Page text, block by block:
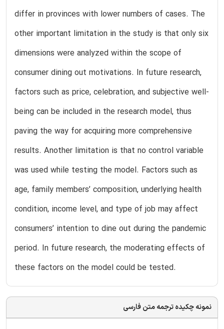
differ in provinces with lower numbers of cases. The
other important limitation in the study is that only six
dimensions were analyzed within the scope of
consumer dining out motivations. In future research,
factors such as price, celebration, and subjective well-
being can be included in the research model, thus
paving the way for acquiring more comprehensive
results. Another limitation is that no control variable
was used while testing the model. Factors such as
age, family members’ composition, underlying health
condition, income level, and type of job may affect
consumers’ intention to dine out during the pandemic
period. In future research, the moderating effects of
these factors on the model could be tested.
نمونه چکیده ترجمه متن فارسی